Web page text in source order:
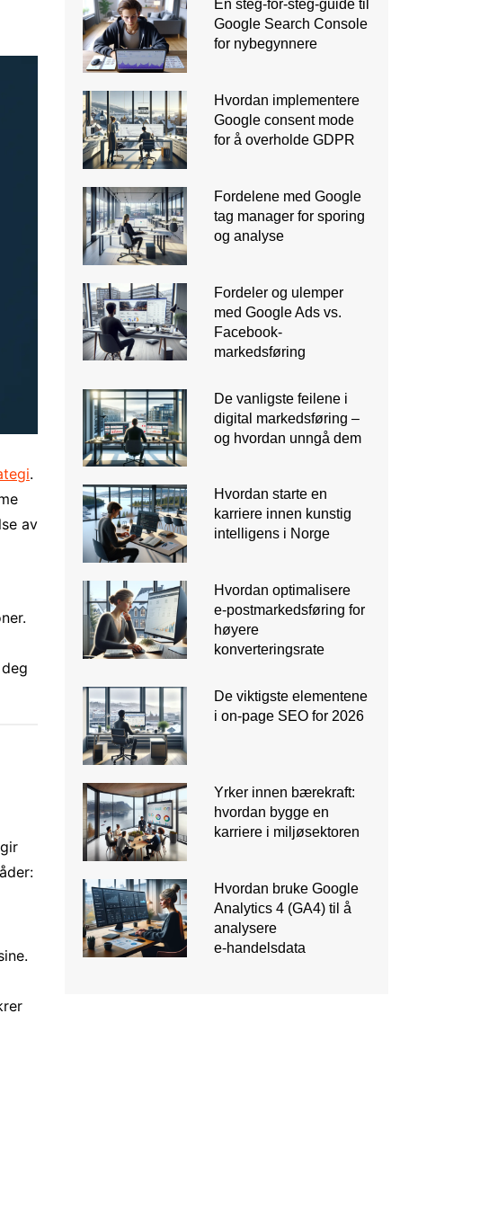
.
av
En steg-for-steg-guide til
Google Search Console
for nybegynnere
Hvordan implementere
Google consent mode
for å overholde GDPR
Fordelene med Google
tag manager for sporing
og analyse
Fordeler og ulemper
med Google Ads vs.
Facebook-
markedsføring
De vanligste feilene i
digital markedsføring –
og hvordan unngå dem
Hvordan starte en
karriere innen kunstig
intelligens i Norge
Hvordan optimalisere
e‑postmarkedsføring for
høyere
konverteringsrate
De viktigste elementene
i on-page SEO for 2026
Yrker innen bærekraft:
hvordan bygge en
karriere i miljøsektoren
Hvordan bruke Google
Analytics 4 (GA4) til å
analysere
e‑handelsdata